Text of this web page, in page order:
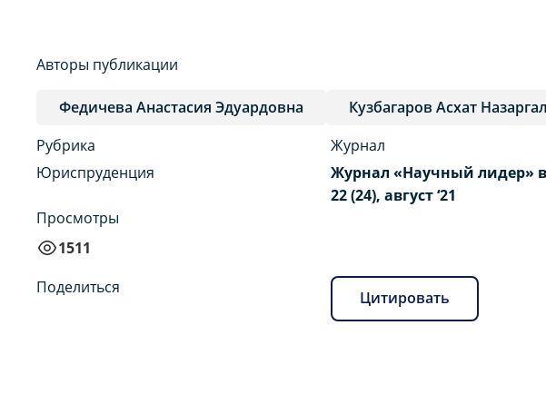
Авторы публикации
Федичева Анастасия Эдуардовна
Кузбагаров Асхат
Рубрика
Юриспруденция
Просмотры
1511
Журнал
Журнал «Научный лидер»
22 (24), август ‘21
Поделиться
Цитировать